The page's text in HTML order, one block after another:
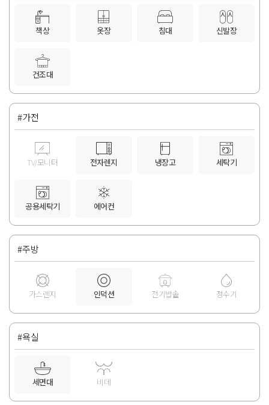
책상 옷장 침대 신발장
건조대
#가전
TV/모니터 전자렌지 냉장고 세탁기
공용세탁기 에어컨
#주방
가스렌지 인덕션 전기밥솥 정수기
#욕실
세면대 비데